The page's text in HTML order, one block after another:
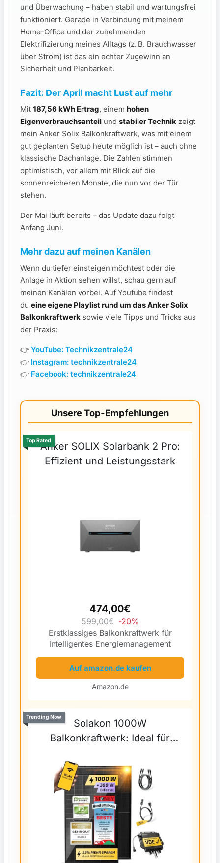
und Überwachung – haben stabil und wartungsfrei
funktioniert. Gerade in Verbindung mit meinem
Home-Office und der zunehmenden
Elektrifizierung meines Alltags (z. B. Brauchwasser
über Strom) ist das ein echter Zugewinn an
Sicherheit und Planbarkeit.
Fazit: Der April macht Lust auf mehr
Mit 187,56 kWh Ertrag, einem hohen
Eigenverbrauchsanteil und stabiler Technik zeigt
mein Anker Solix Balkonkraftwerk, was mit einem
gut geplanten Setup heute möglich ist – auch ohne
klassische Dachanlage. Die Zahlen stimmen
optimistisch, vor allem mit Blick auf die
sonnenreicheren Monate, die nun vor der Tür
stehen.
Der Mai läuft bereits – das Update dazu folgt
Anfang Juni.
Mehr dazu auf meinen Kanälen
Wenn du tiefer einsteigen möchtest oder die
Anlage in Aktion sehen willst, schau gern auf
meinen Kanälen vorbei. Auf Youtube findest
du eine eigene Playlist rund um das Anker Solix
Balkonkraftwerk sowie viele Tipps und Tricks aus
der Praxis:
👉 YouTube: Technikzentrale24
👉 Instagram: technikzentrale24
👉 Facebook: technikzentrale24
Unsere Top-Empfehlungen
Anker SOLIX Solarbank 2 Pro:
Effizient und Leistungsstark
Top Rated
474,00€
599,00€ -20%
Erstklassiges Balkonkraftwerk für
intelligentes Energiemanagement
Auf amazon.de kaufen
Amazon.de
Solakon 1000W
Balkonkraftwerk: Ideal für
Trending Now